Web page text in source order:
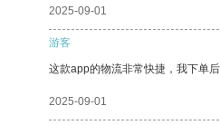
2025-09-01
游客
这款app的物流非常快捷，我下单后
2025-09-01